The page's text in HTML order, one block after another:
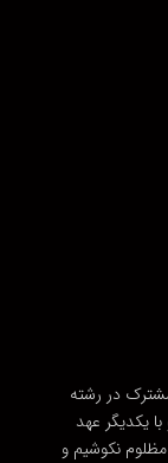
در رشته
یکدیگر عهد
نکوشیم و